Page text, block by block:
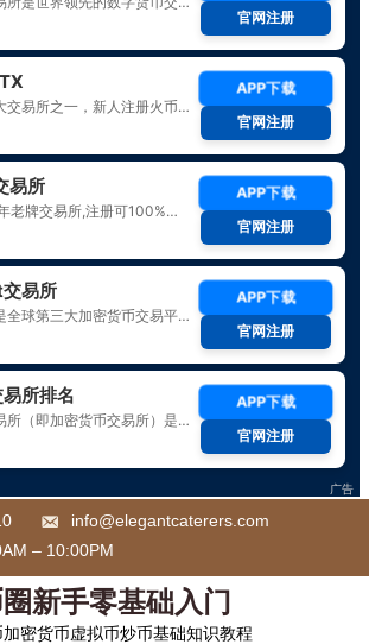
info@elegantcaterers.com
– 10:00PM
新手零基础入门
加密货币虚拟币炒币基础知识教程